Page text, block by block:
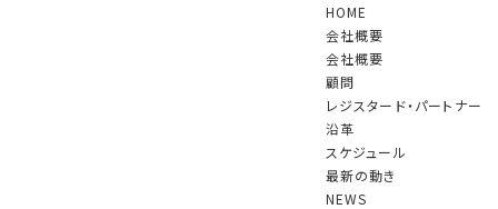
HOME
会社概要
会社概要
顧問
レジスタード・パートナー
沿革
スケジュール
最新の動き
NEWS